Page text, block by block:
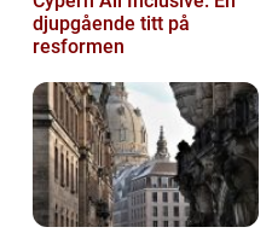
djupgående titt på
resformen